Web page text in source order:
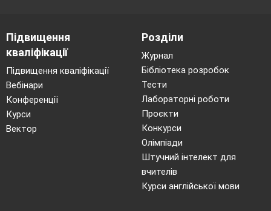
Підвищення
кваліфікації
Підвищення кваліфікації
Вебінари
Конференції
Курси
Вектор
Розділи
Журнал
Бібліотека розробок
Тести
Лабораторні роботи
Проєкти
Конкурси
Олімпіади
Штучний інтелект для
вчителів
Курси англійської мови